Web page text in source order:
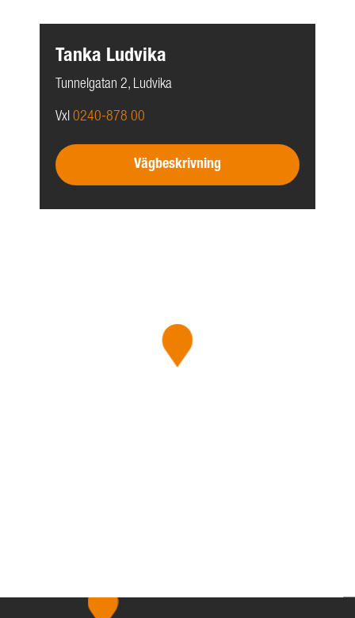
Tanka Ludvika
Tunnelgatan 2, Ludvika
Vxl 0240-878 00
Vägbeskrivning